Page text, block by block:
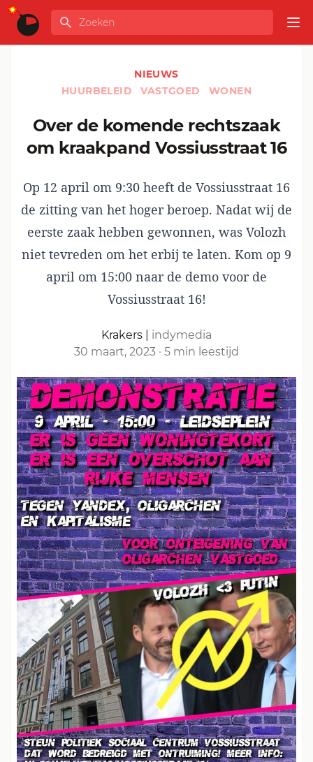
Ga naar de inhoud
GLOBALINFO
Zoeken
NIEUWS
HUURBELEID
VASTGOED WONEN
Over de komende rechtszaak
om kraakpand Vossiusstraat 16
Op 12 april om 9:30 heeft de Vossiusstraat 16
de zitting van het hoger beroep. Nadat wij de
eerste zaak hebben gewonnen, was Volozh
niet tevreden om het erbij te laten. Kom op 9
april om 15:00 naar de demo voor de
Vossiusstraat 16!
Krakers
indymedia
30 maart, 2023 · 5 min leestijd